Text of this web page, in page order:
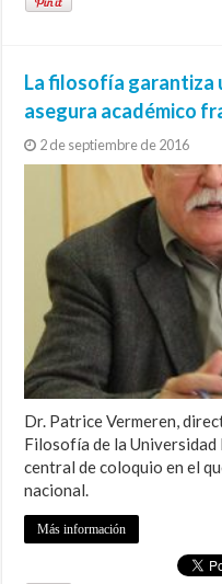
La filosofía garantiza
asegura académico
2 de septiembre de 2016
Dr. Patrice Vermeren,
Filosofía de la
central de coloquio en el
nacional.
Más información